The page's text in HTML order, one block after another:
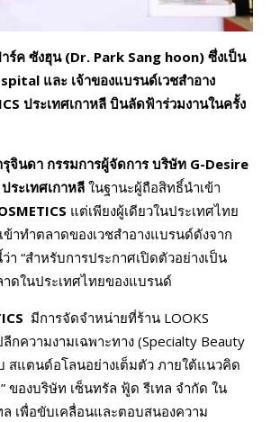
ร์ค ซังฮุน (Dr. Park Sang hoon) ซึ่งเป็น
และ เจ้าของแบรนด์เวชสำอาง
ประเทศเกาหลี บินลัดฟ้าร่วมงานในครั้ง
นดา กรรมการผู้จัดการ บริษัท G-Desire
ประเทศเกาหลี ในฐานะผู้ถือสิทธิ์นำเข้า
แต่เพียงผู้เดียวในประเทศไทย
ข้าทำตลาดของเวชสำอางแบรนด์ดังจาก
า “สำหรับการประกาศเปิดตัวอย่างเป็น
าดในประเทศไทยของแบรนด์
มีการจัดจำหน่ายที่ร้าน LOOKS
กความงามเฉพาะทาง (Specialty Beauty
สแตนด์อโลนอย่างเต็มตัว ภายใต้แนวคิด
ของบริษัท เซ็นทรัล ฟู้ด รีเทล จำกัด ใน
ล เพื่อขับเคลื่อนและตอบสนองความ